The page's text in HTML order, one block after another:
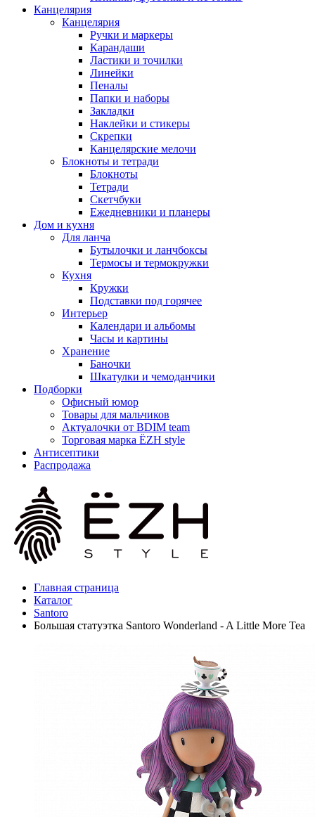
Канцелярия
Канцелярия
Ручки и маркеры
Карандаши
Ластики и точилки
Линейки
Пеналы
Папки и наборы
Закладки
Наклейки и стикеры
Скрепки
Канцелярские мелочи
Блокноты и тетради
Блокноты
Тетради
Скетчбуки
Ежедневники и планеры
Дом и кухня
Для ланча
Бутылочки и ланчбоксы
Термосы и термокружки
Кухня
Кружки
Подставки под горячее
Интерьер
Календари и альбомы
Часы и картины
Хранение
Баночки
Шкатулки и чемоданчики
Подборки
Офисный юмор
Товары для мальчиков
Актуалочки от BDIM team
Торговая марка ЁZH style
Антисептики
Распродажа
Главная страница
Каталог
Santoro
Большая статуэтка Santoro Wonderland - A Little More Tea